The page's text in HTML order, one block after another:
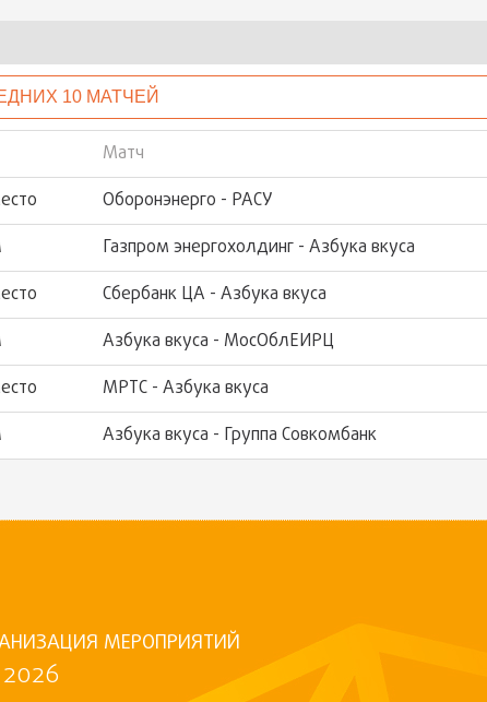
10 МАТЧЕЙ
Матч
Оборонэнерго - РАСУ
Газпром энергохолдинг - Азбука вкуса
Сбербанк ЦА - Азбука вкуса
Азбука вкуса - МосОблЕИРЦ
МРТС - Азбука вкуса
Азбука вкуса - Группа Совкомбанк
МЕРОПРИЯТИЙ